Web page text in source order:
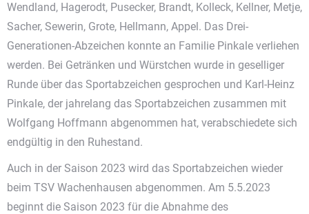
Wendland, Hagerodt, Pusecker, Brandt, Kolleck, Kellner, Metje,
Sacher, Sewerin, Grote, Hellmann, Appel. Das Drei-
Generationen-Abzeichen konnte an Familie Pinkale verliehen
werden. Bei Getränken und Würstchen wurde in geselliger
Runde über das Sportabzeichen gesprochen und Karl-Heinz
Pinkale, der jahrelang das Sportabzeichen zusammen mit
Wolfgang Hoffmann abgenommen hat, verabschiedete sich
endgültig in den Ruhestand.
Auch in der Saison 2023 wird das Sportabzeichen wieder
beim TSV Wachenhausen abgenommen. Am 5.5.2023
beginnt die Saison 2023 für die Abnahme des